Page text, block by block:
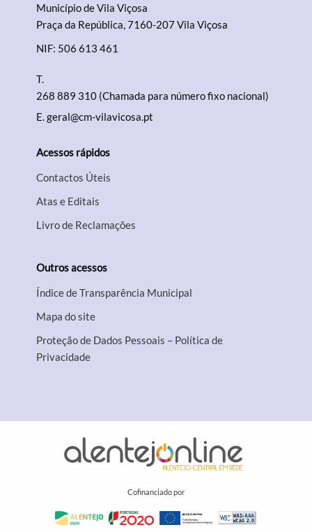
Município de Vila Viçosa
Praça da República, 7160-207 Vila Viçosa
NIF: 506 613 461
T.
268 889 310 (Chamada para número fixo nacional)
E.geral@cm-vilavicosa.pt
Acessos rápidos
Contactos Úteis
Atas e Editais
Livro de Reclamações
Outros acessos
Índice de Transparência Municipal
Mapa do site
Proteção de Dados Pessoais – Política de
Privacidade
Cofinanciado por